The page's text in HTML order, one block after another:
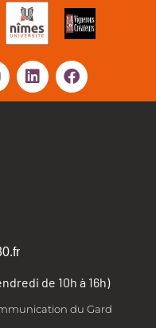
de 10h à 16h)
du Gard